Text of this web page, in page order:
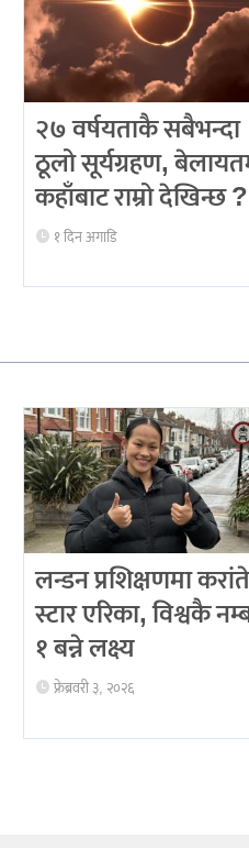
२७ वर्षयताकै सबैभन्दा
ठूलो सूर्यग्रहण,
कहाँबाट राम्रो देखिन्छ ?
१ दिन अगाडि
लन्डन प्रशिक्षणमा करांते
स्टार एरिका, विश्वकै
१ बन्ने लक्ष्य
फ्रेब्रवरी ३, २०२६